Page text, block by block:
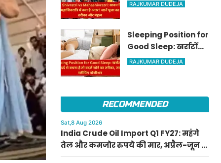
तरीका और महत्व
RAJKUMAR DUDEJA
Sleeping Position for
Good Sleep: खर्राटों
और रीढ़ के दर्द से बचना है
RAJKUMAR DUDEJA
RECOMMENDED
Sat,8 Aug 2026
India Crude Oil Import Q1 FY27: महंगे
तेल और कमजोर रुपये की मार, अप्रैल-जून में
भारत का खर्च उछला; रूस बना नंबर 1